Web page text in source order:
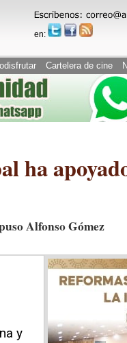
en:
Cartelera de cine
ha
Alfonso Gómez
y